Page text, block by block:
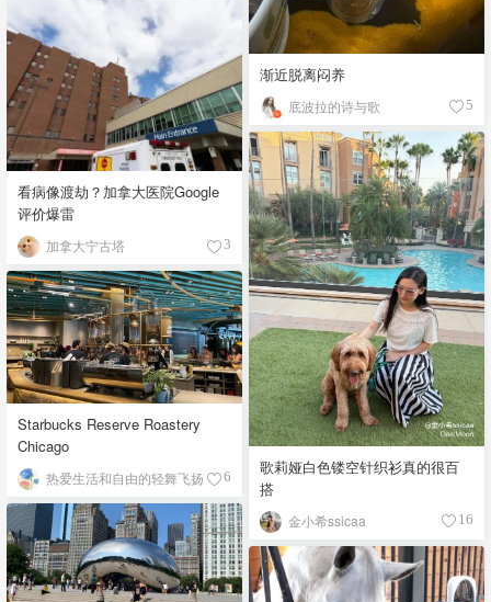
渐近脱离闷养
底波拉的诗与歌 5
看病像渡劫？加拿大医院Google
评价爆雷
加拿大宁古塔 3
歌莉娅白色镂空针织衫真的很百
搭
金小希ssicaa 16
Starbucks Reserve Roastery
Chicago
热爱生活和自由的轻舞飞扬 6